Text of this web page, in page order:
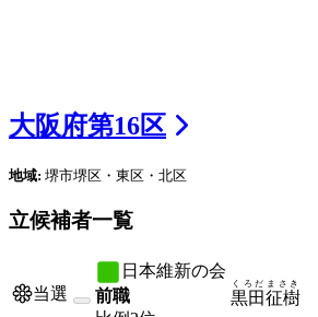
大阪府第16区
地域: 堺市堺区・東区・北区
立候補者一覧
当選
日本維新の会
前職
黒田
くろだ
征樹
まさき